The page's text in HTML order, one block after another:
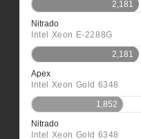
2,181
Nitrado
Intel Xeon E-2288G
2,181
Apex
Intel Xeon Gold 6348
1,852
Nitrado
Intel Xeon Gold 6348